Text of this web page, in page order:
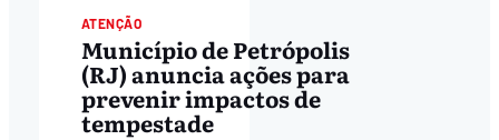
ATENÇÃO
Município de Petrópolis
(RJ) anuncia ações para
prevenir impactos de
tempestade